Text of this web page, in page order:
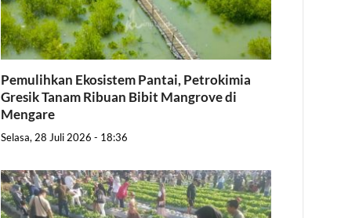
Pemulihkan Ekosistem Pantai, Petrokimia
Gresik Tanam Ribuan Bibit Mangrove di
Mengare
Selasa, 28 Juli 2026 - 18:36